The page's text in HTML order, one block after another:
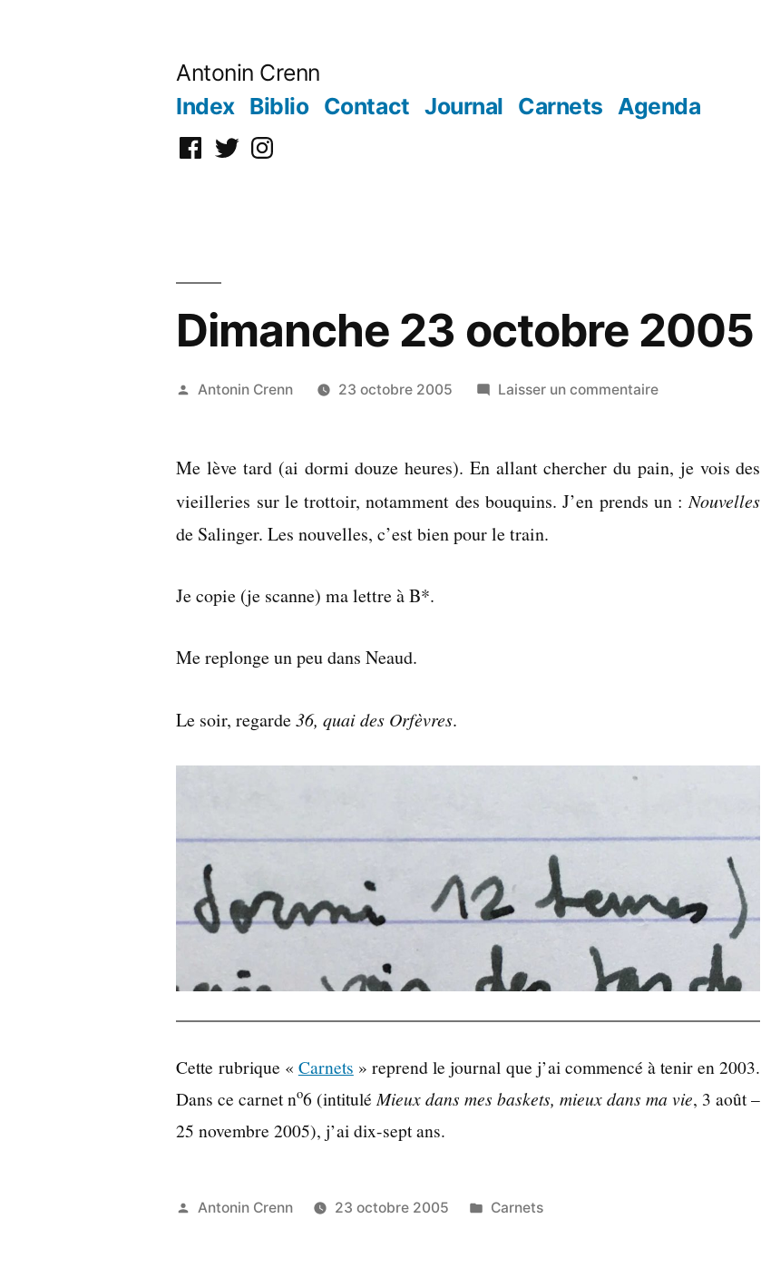
Antonin Crenn
Index Biblio Contact Journal Carnets Agenda
Facebook
TwitterInstagram
Dimanche 23 octobre 2005
Publié
Antonin Crenn 23 octobre 2005 Laisser un commentairesur
octobre
Me lève tard (ai dormi douze heures). En allant chercher du pain, je vois des
vieilleries sur le trottoir, notamment des bouquins. J’en prends un :Nouvelles
de Salinger. Les nouvelles, c’est bien pour le train.
Je copie (je scanne) ma lettre à B*.
Me replonge un peu dans Neaud.
Le soir, regarde36, quai des Orfèvres.
Cette rubrique « Carnets » reprend le journal que j’ai commencé à tenir en 2003.
Dans ce carnet no6 (intitulé Mieux dans mes baskets, mieux dans ma vie, 3 août –
25 novembre 2005), j’ai dix-sept ans.
Publié
Antonin Crenn 23 octobre 2005
Publié
Carnets